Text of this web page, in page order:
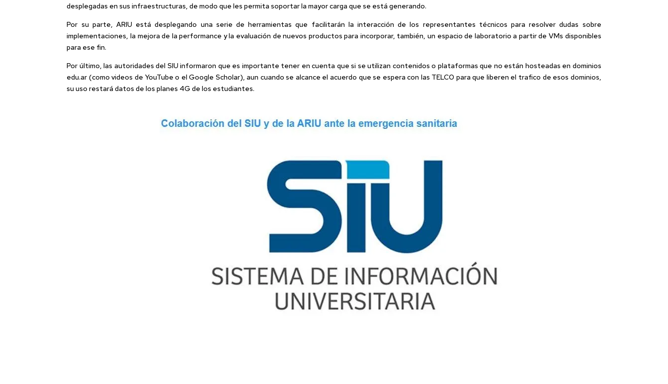
desplegadas en sus infraestructuras, de modo que les permita soportar la mayor carga que se está generando.
Por su parte, ARIU está desplegando una serie de herramientas que facilitarán la interacción de los representantes técnicos para resolver dudas sobre
implementaciones, la mejora de la performance y la evaluación de nuevos productos para incorporar, también, un espacio de laboratorio a partir de VMs disponibles
para ese fin.
Por último, las autoridades del SIU informaron que es importante tener en cuenta que si se utilizan contenidos o plataformas que no están hosteadas en dominios
edu.ar (como videos de YouTube o el Google Scholar), aun cuando se alcance el acuerdo que se espera con las TELCO para que liberen el trafico de esos dominios,
su uso restará datos de los planes 4G de los estudiantes.